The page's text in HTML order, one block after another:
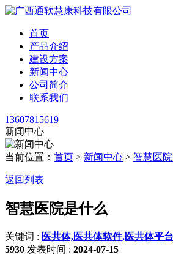
首页
产品介绍
建设方案
新闻中心
公司简介
联系我们
13607815619
新闻中心
当前位置： 首页 > 新闻中心 > 智慧医
返回列表
智慧医院是什么
关键词 : 医共体,医共体软件,医共体平
5930 发表时间 : 2024-07-15